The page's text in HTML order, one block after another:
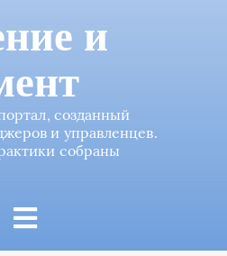
и
созданный
и управленцев.
собраны